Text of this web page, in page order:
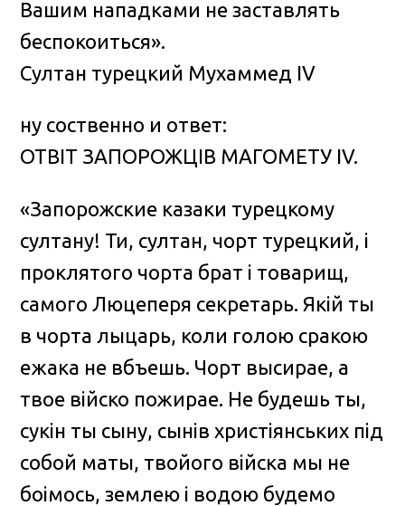
Вашим нападками не заставлять
беспокоиться».
Султан турецкий Мухаммед IV
ну соственно и ответ:
ОТВIT ЗАПОРОЖЦIВ МАГОМЕТУ IV.
«Запорожские казаки турецкому
султану! Ти, султан, чорт турецкий, i
проклятого чорта брат i товарищ,
самого Люцеперя секретарь. Якiй ты
в чорта лыцарь, коли голою сракою
ежака не вбъешь. Чорт высирае, а
твое вiйско пожирае. Не будешь ты,
сукiн ты сыну, сынiв христiянських пiд
собой маты, твойого вiйска мы не
боiмось, землею i водою будемо